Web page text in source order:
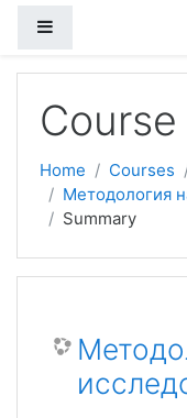
Home Courses
Методология
Summary